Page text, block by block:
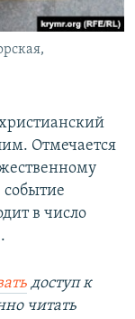
Отмечается
событие
в число
доступ к
читать